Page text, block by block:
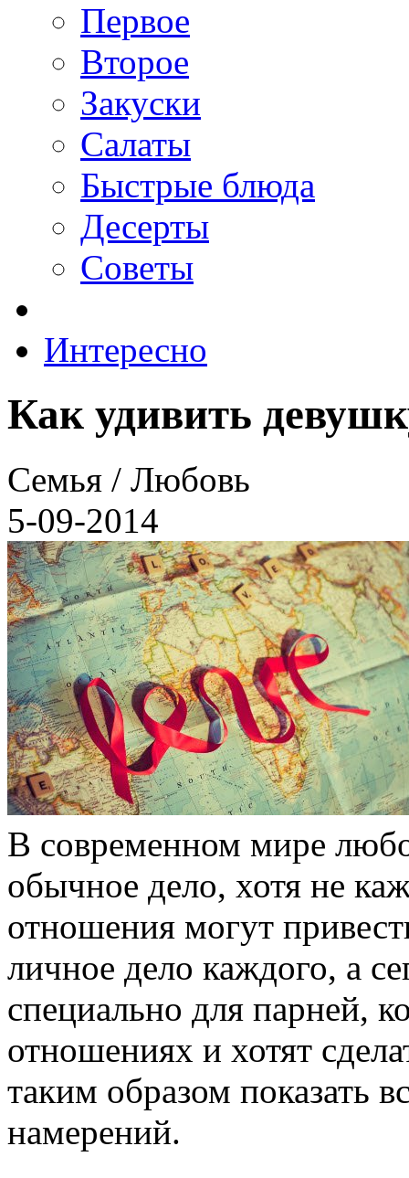
Первое
Второе
Закуски
Салаты
Быстрые блюда
Десерты
Советы
Интересно
Как удивить
Семья / Любовь
5-09-2014
В современном мире
обычное дело, хотя не
отношения могут
личное дело каждого, а
специально для парней,
отношениях и хотят
таким образом показать
намерений.